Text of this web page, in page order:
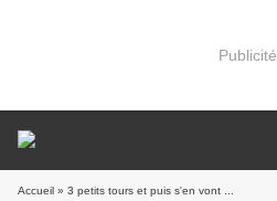
Publicité
Accueil » 3 petits tours et puis s'en vont ...